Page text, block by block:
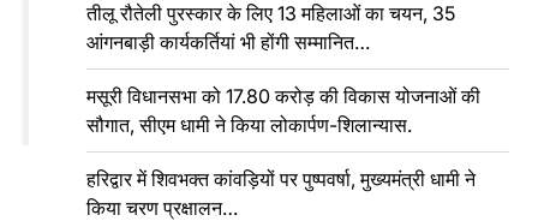
तीलू रौतेली पुरस्कार के लिए 13 महिलाओं का चयन, 35
आंगनबाड़ी कार्यकर्तियां भी होंगी सम्मानित…
मसूरी विधानसभा को 17.80 करोड़ की विकास योजनाओं की
सौगात, सीएम धामी ने किया लोकार्पण-शिलान्यास.
हरिद्वार में शिवभक्त कांवड़ियों पर पुष्पवर्षा, मुख्यमंत्री धामी ने
किया चरण प्रक्षालन…